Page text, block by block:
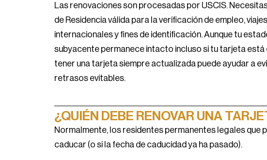
Las renovaciones son procesadas por USCIS.
de Residencia válida para la verificación de empleo, viajes
internacionales y fines de identificación. Aunque tu
subyacente permanece intacto incluso si tu tarjeta está
tener una tarjeta siempre actualizada puede ayudar a
retrasos evitables.
¿QUIÉN DEBE RENOVAR UNA
Normalmente, los residentes permanentes legales que
caducar (o si la fecha de caducidad ya ha pasado).